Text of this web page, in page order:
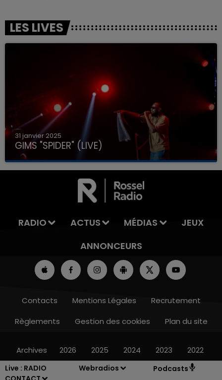
Live : RADIO
Webradios Podcasts
LES LIVES
31 janvier 2025
GIMS "SPIDER" (LIVE)
RADIO ACTUS MÉDIAS
JEUX
ANNONCEURS
Contacts Mentions Légales
Recrutement
Règlements
Gestion des cookies Plan du site
Archives 2026 2025 2024 2023 2022